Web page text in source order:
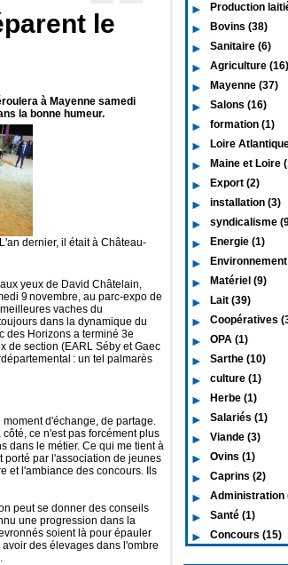
le
à Mayenne samedi
la bonne humeur.
dernier, il était à Château-
yeux de David Châtelain,
9 novembre, au parc-expo de
vaches du
dans la dynamique du
des Horizons a terminé 3e
de section (EARL Séby et Gaec
: un tel palmarès
d'échange, de partage.
ce n'est pas forcément plus
dans le métier. Ce qui me tient à
porté par l'association de jeunes
et l'ambiance des concours. Ils
peut se donner des conseils
une progression dans la
soient là pour épauler
avoir des élevages dans l'ombre
Production
Bovins (38)
Sanitaire (6)
Agriculture (16)
Mayenne (37)
Salons (16)
formation (1)
Loire
Maine et Loire
Export (2)
installation (3)
syndicalisme
Energie (1)
Matériel (9)
Lait (39)
Coopératives
OPA (1)
Sarthe (10)
culture (1)
Herbe (1)
Salariés (1)
Viande (3)
Ovins (1)
Caprins (2)
Administration
Santé (1)
Concours (15)